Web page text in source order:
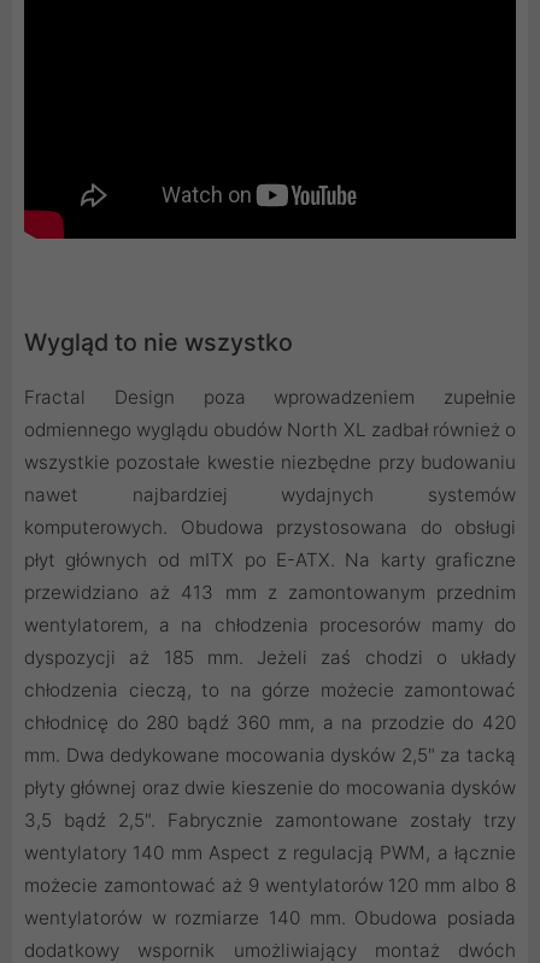
Wygląd to nie wszystko
Fractal Design poza wprowadzeniem zupełnie
odmiennego wyglądu obudów North XL zadbał również o
wszystkie pozostałe kwestie niezbędne przy budowaniu
nawet najbardziej wydajnych systemów
komputerowych. Obudowa przystosowana do obsługi
płyt głównych od mITX po E-ATX. Na karty graficzne
przewidziano aż 413 mm z zamontowanym przednim
wentylatorem, a na chłodzenia procesorów mamy do
dyspozycji aż 185 mm. Jeżeli zaś chodzi o układy
chłodzenia cieczą, to na górze możecie zamontować
chłodnicę do 280 bądź 360 mm, a na przodzie do 420
mm. Dwa dedykowane mocowania dysków 2,5" za tacką
płyty głównej oraz dwie kieszenie do mocowania dysków
3,5 bądź 2,5". Fabrycznie zamontowane zostały trzy
wentylatory 140 mm Aspect z regulacją PWM, a łącznie
możecie zamontować aż 9 wentylatorów 120 mm albo 8
wentylatorów w rozmiarze 140 mm. Obudowa posiada
dodatkowy wspornik umożliwiający montaż dwóch